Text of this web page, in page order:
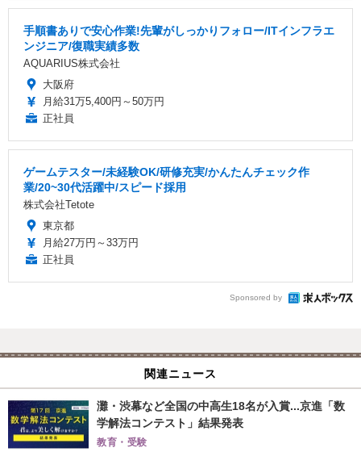
手順書ありで安心作業!先輩がしっかりフォロー/ITインフラエ
ンジニア/復職実績多数
AQUARIUS株式会社
大阪府
月給31万5,400円～50万円
正社員
ゲームテスター/未経験OK/研修充実/かんたんチェック作
業/20~30代活躍中/スピード採用
株式会社Tetote
東京都
月給27万円～33万円
正社員
Sponsored by
関連ニュース
灘・渋幕など全国の中高生18名が入賞...京進「数
学解法コンテスト」結果発表
教育・受験